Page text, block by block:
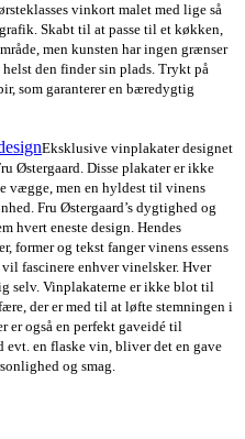
vinkort malet med lige så
Skabt til at passe til et køkken,
men kunsten har ingen grænser
den finder sin plads. Trykt på
som garanterer en bæredygtig
Eksklusive vinplakater designet
Østergaard. Disse plakater er ikke
vægge, men en hyldest til vinens
Fru Østergaard’s dygtighed og
hvert eneste design. Hendes
former og tekst fanger vinens essens
fascinere enhver vinelsker. Hver
selv. Vinplakaterne er ikke blot til
der er med til at løfte stemningen i
er også en perfekt gaveidé til
evt. en flaske vin, bliver det en gave
og smag.